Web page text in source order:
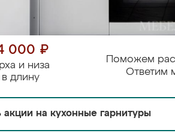
000 ₽
и низа
в длину
Поможем
Ответим
акции на кухонные гарнитуры